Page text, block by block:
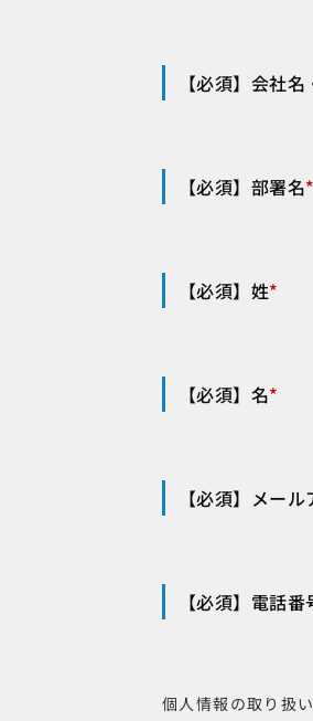
【必須】会社
【必須】部署名*
【必須】姓*
【必須】名*
【必須】メー
【必須】電話番
個人情報の取り扱